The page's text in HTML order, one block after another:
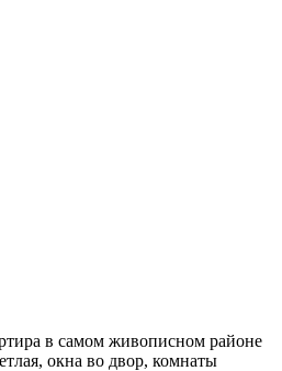
в самом живописном районе
окна во двор, комнаты